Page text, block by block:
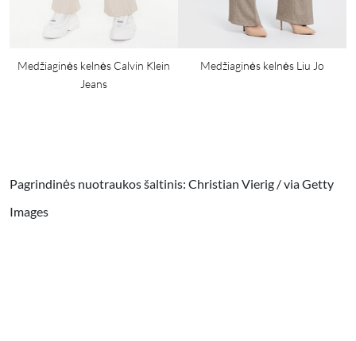
Medžiaginės kelnės Calvin Klein
Jeans
Medžiaginės kelnės Liu Jo
Pagrindinės nuotraukos šaltinis: Christian Vierig / via Getty
Images